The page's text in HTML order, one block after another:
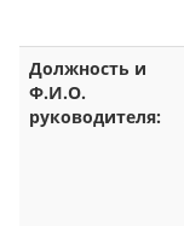
Должность и
Ф.И.О.
руководителя: